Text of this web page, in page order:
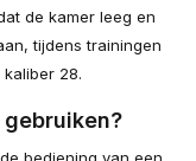
de kamer leeg en
tijdens trainingen
28.
gebruiken?